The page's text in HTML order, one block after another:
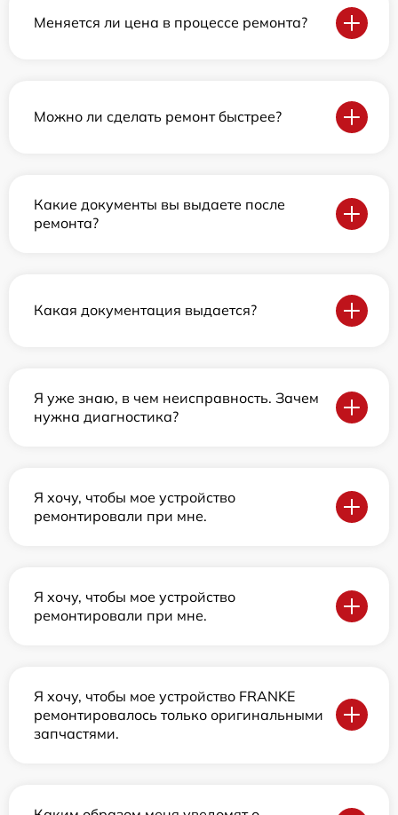
Меняется ли цена в процессе ремонта?
Можно ли сделать ремонт быстрее?
Какие документы вы выдаете после
ремонта?
Какая документация выдается?
Я уже знаю, в чем неисправность. Зачем
нужна диагностика?
Я хочу, чтобы мое устройство
ремонтировали при мне.
Я хочу, чтобы мое устройство
ремонтировали при мне.
Я хочу, чтобы мое устройство FRANKE
ремонтировалось только оригинальными
запчастями.